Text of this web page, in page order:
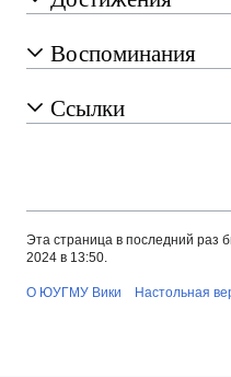
Воспоминания
Ссылки
Эта страница в последний раз
2024 в 13:50.
О ЮУГМУ Вики Настольная